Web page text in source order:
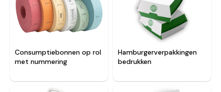
Consumptiebonnen op rol
met nummering
Hamburgerverpakkingen
bedrukken